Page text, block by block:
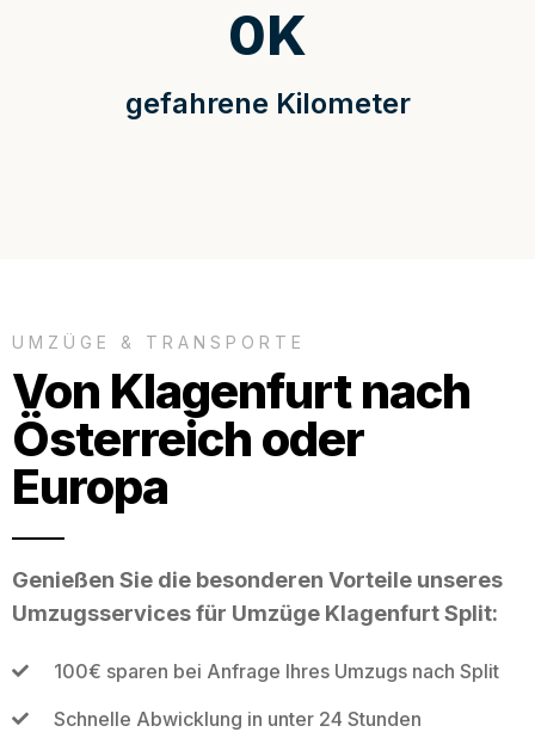
gefahrene Kilometer
0K
UMZÜGE & TRANSPORTE
Von Klagenfurt nach
Österreich oder
Europa
Genießen Sie die besonderen Vorteile unseres
Umzugsservices für Umzüge Klagenfurt Split:
100€ sparen bei Anfrage Ihres Umzugs nach Split
Schnelle Abwicklung in unter 24 Stunden